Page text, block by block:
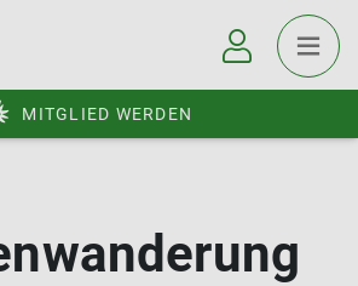
MITGLIED WERDEN